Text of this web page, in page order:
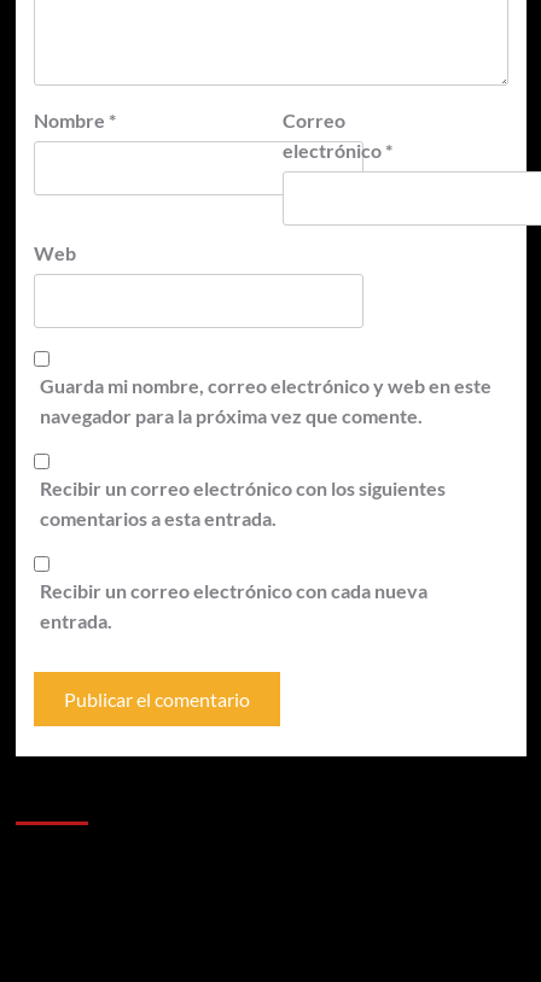
Nombre *
Correo
electrónico *
Web
Guarda mi nombre, correo electrónico y web en este
navegador para la próxima vez que comente.
Recibir un correo electrónico con los siguientes
comentarios a esta entrada.
Recibir un correo electrónico con cada nueva
entrada.